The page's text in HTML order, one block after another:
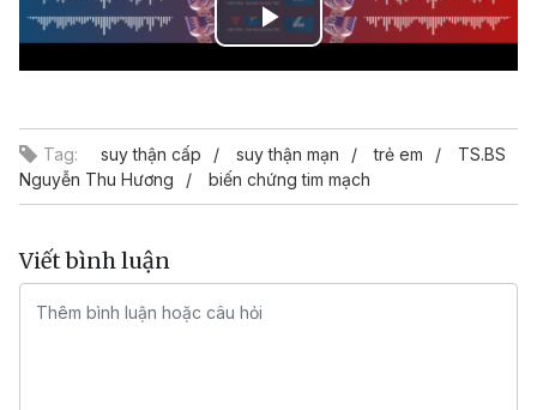
Play
Tag: suy thận cấp suy thận mạn trẻ em
TS.BS
Nguyễn Thu Hương
biến chứng tim mạch
Viết bình luận